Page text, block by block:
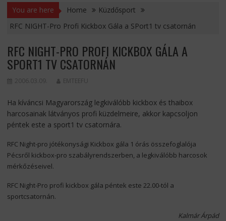
You are here Home
Küzdősport
RFC NIGHT-Pro Profi Kickbox Gála a SPort1 tv csatornán
RFC NIGHT-PRO PROFI KICKBOX GÁLA A
SPORT1 TV CSATORNÁN
2006.03.09. EMTEEFU
Ha kíváncsi Magyarország legkiválóbb kickbox és thaibox
harcosainak látványos profi küzdelmeire, akkor kapcsoljon
péntek este a sport1 tv csatornára.
RFC Night-pro jótékonysági Kickbox gála 1 órás összefoglalója
Pécsről kickbox-pro szabályrendszerben, a legkiválóbb harcosok
mérkőzéseivel.
RFC Night-Pro profi kickbox gála péntek este 22.00-tól a
sportcsatornán.
Kalmár Árpád